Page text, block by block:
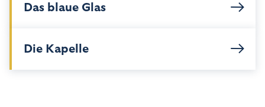
Das blaue Glas
Die Kapelle